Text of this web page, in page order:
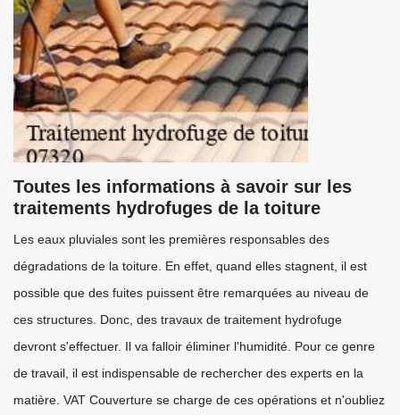
Toutes les informations à savoir sur les
traitements hydrofuges de la toiture
Les eaux pluviales sont les premières responsables des
dégradations de la toiture. En effet, quand elles stagnent, il est
possible que des fuites puissent être remarquées au niveau de
ces structures. Donc, des travaux de traitement hydrofuge
devront s'effectuer. Il va falloir éliminer l'humidité. Pour ce genre
de travail, il est indispensable de rechercher des experts en la
matière. VAT Couverture se charge de ces opérations et n'oubliez